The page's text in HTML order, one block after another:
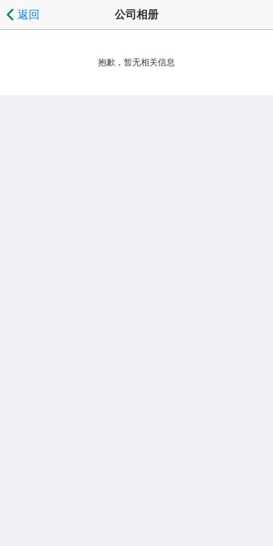
返回 公司相册
抱歉，暂无相关信息